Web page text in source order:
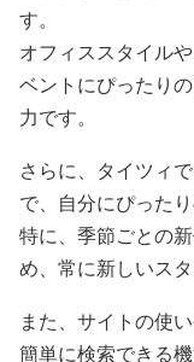
す。
オフィススタイル
ベントにぴったり
力です。
さらに、タイツィ
で、自分にぴった
特に、季節ごとの
め、常に新しいス
また、サイトの使
簡単に検索できる